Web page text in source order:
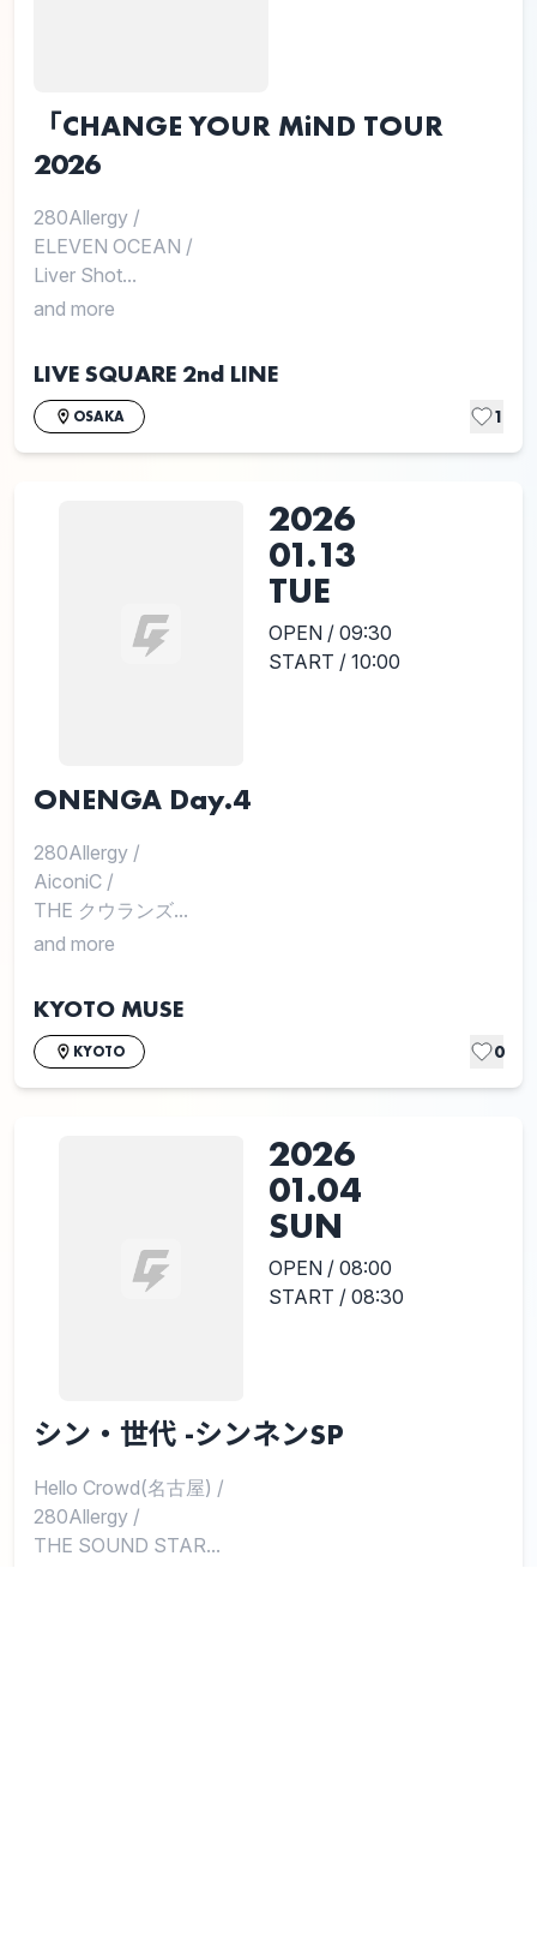
「CHANGE YOUR MiND TOUR
2026
280Allergy /
ELEVEN OCEAN /
Liver Shot...
and more
LIVE SQUARE 2nd LINE
OSAKA 1
2026
01.13
TUE
OPEN / 09:30
START / 10:00
ONENGA Day.4
280Allergy /
AiconiC /
THE クウランズ...
and more
KYOTO MUSE
KYOTO 0
2026
01.04
SUN
OPEN / 08:00
START / 08:30
シン・世代 -シンネンSP
Hello Crowd(名古屋) /
280Allergy /
THE SOUND STAR...